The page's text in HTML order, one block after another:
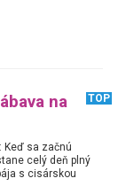
na
TOP
Keď sa začnú
celý deň plný
s cisárskou